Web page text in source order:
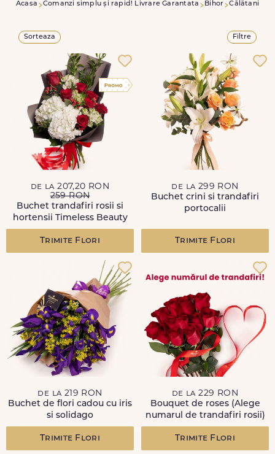
Acasa Comanzi simplu și rapid! Livrare Garantata Bihor Călătani
Sorteaza Filtre
de la 207,20 RON
259 RON
Buchet trandafiri rosii si
hortensii Timeless Beauty
Trimite Flori
de la 299 RON
Buchet crini si trandafiri
portocalii
Trimite Flori
de la 219 RON
Buchet de flori cadou cu iris
si solidago
Trimite Flori
de la 229 RON
Bouquet de roses (Alege
numarul de trandafiri rosii)
Trimite Flori